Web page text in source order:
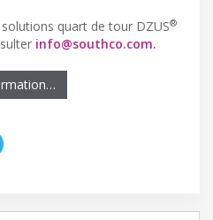
quart de tour DZUS®
info@southco.com.